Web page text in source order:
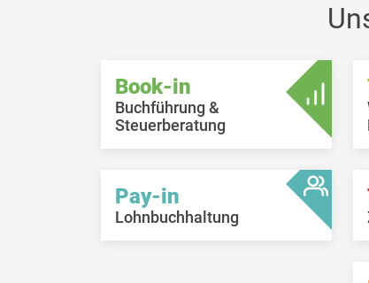
Book-in
Buchführung &
Steuerberatung
Pay-in
Lohnbuchhaltung